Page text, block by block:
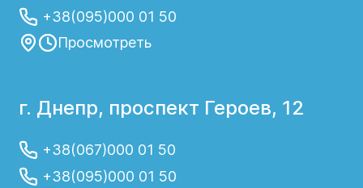
+38(095)000 01 50
Просмотреть
г. Днепр, проспект Героев, 12
+38(067)000 01 50
+38(095)000 01 50